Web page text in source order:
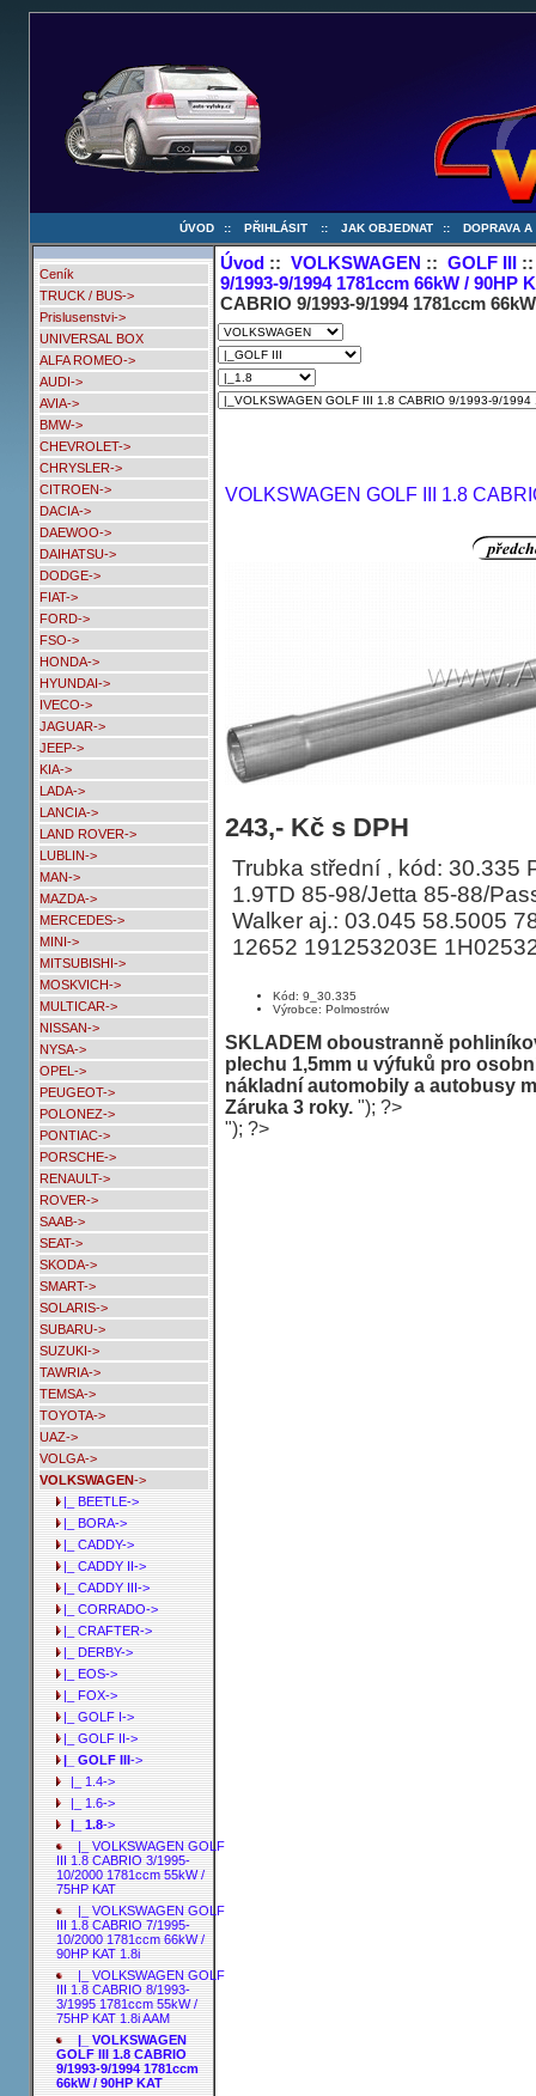
ÚVOD :: PŘIHLÁSIT :: JAK OBJEDNAT :: DOPRAVA A
Ceník
TRUCK / BUS->
Prislusenstvi->
UNIVERSAL BOX
ALFA ROMEO->
AUDI->
AVIA->
BMW->
CHEVROLET->
CHRYSLER->
CITROEN->
DACIA->
DAEWOO->
DAIHATSU->
DODGE->
FIAT->
FORD->
FSO->
HONDA->
HYUNDAI->
IVECO->
JAGUAR->
JEEP->
KIA->
LADA->
LANCIA->
LAND ROVER->
LUBLIN->
MAN->
MAZDA->
MERCEDES->
MINI->
MITSUBISHI->
MOSKVICH->
MULTICAR->
NISSAN->
NYSA->
OPEL->
PEUGEOT->
POLONEZ->
PONTIAC->
PORSCHE->
RENAULT->
ROVER->
SAAB->
SEAT->
SKODA->
SMART->
SOLARIS->
SUBARU->
SUZUKI->
TAWRIA->
TEMSA->
TOYOTA->
UAZ->
VOLGA->
VOLKSWAGEN->
|_ BEETLE->
|_ BORA->
|_ CADDY->
|_ CADDY II->
|_ CADDY III->
|_ CORRADO->
|_ CRAFTER->
|_ DERBY->
|_ EOS->
|_ FOX->
|_ GOLF I->
|_ GOLF II->
|_ GOLF III ->
|_ 1.4->
|_ 1.6->
|_ 1.8->
|_ VOLKSWAGEN GOLF
III 1.8 CABRIO 3/1995-
10/2000 1781ccm 55kW /
75HP KAT
|_ VOLKSWAGEN GOLF
III 1.8 CABRIO 7/1995-
10/2000 1781ccm 66kW /
90HP KAT 1.8i
|_ VOLKSWAGEN GOLF
III 1.8 CABRIO 8/1993-
3/1995 1781ccm 55kW /
75HP KAT 1.8i AAM
|_ VOLKSWAGEN
GOLF III 1.8 CABRIO
9/1993-9/1994 1781ccm
66kW / 90HP KAT
Úvod ::VOLKSWAGEN ::GOLF III
9/1993-9/1994 1781ccm 66kW / 90HP
CABRIO 9/1993-9/1994 1781ccm
VOLKSWAGEN GOLF III 1.8
Trubka střední VOLKSWAGEN
KAT
243,- Kč s DPH
Trubka střední , kód: 30.335
1.9TD 85-98/Jetta 85-88/
Walker aj.: 03.045 58.5005
12652 191253203E
Kód: 9_30.335
Výrobce: Polmostrów
SKLADEM oboustranně
plechu 1,5mm u výfuků pro
nákladní automobily a autobusy
Záruka 3 roky. "); ?>
"); ?>